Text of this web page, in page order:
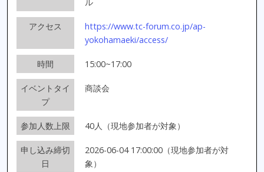
アクセス
https://www.tc-forum.co.jp/ap-
yokohamaeki/access/
時間 15:00~17:00
イベントタイ
プ
商談会
参加人数上限 40人（現地参加者が対象）
申し込み締切
日
2026-06-04 17:00:00（現地参加者が対
象）